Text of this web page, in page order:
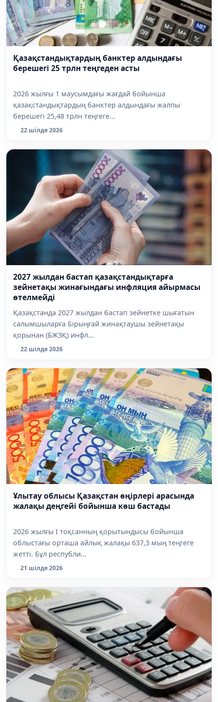
Қазақстандықтардың банктер алдындағы
берешегі 25 трлн теңгеден асты
2026 жылғы 1 маусымдағы жағдай бойынша
қазақстандықтардың банктер алдындағы жалпы
берешегі 25,48 трлн теңгеге...
22 шілде 2026
2027 жылдан бастап қазақстандықтарға
зейнетақы жинағындағы инфляция айырмасы
өтелмейді
Қазақстанда 2027 жылдан бастап зейнетке шығатын
салымшыларға Бірыңғай жинақтаушы зейнетақы
қорынан (БЖЗҚ) инфл...
22 шілде 2026
Ұлытау облысы Қазақстан өңірлері арасында
жалақы деңгейі бойынша көш бастады
2026 жылғы I тоқсанның қорытындысы бойынша
облыстағы орташа айлық жалақы 637,3 мың теңгеге
жетті. Бұл республи...
21 шілде 2026